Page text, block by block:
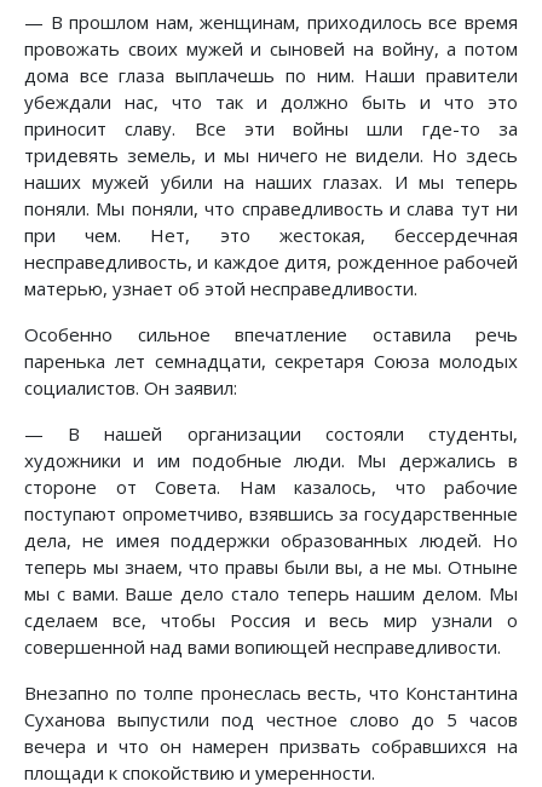
— В прошлом нам, женщинам, приходилось все время
провожать своих мужей и сыновей на войну, а потом
дома все глаза выплачешь по ним. Наши правители
убеждали нас, что так и должно быть и что это
приносит славу. Все эти войны шли где-то за
тридевять земель, и мы ничего не видели. Но здесь
наших мужей убили на наших глазах. И мы теперь
поняли. Мы поняли, что справедливость и слава тут ни
при чем. Нет, это жестокая, бессердечная
несправедливость, и каждое дитя, рожденное рабочей
матерью, узнает об этой несправедливости.
Особенно сильное впечатление оставила речь
паренька лет семнадцати, секретаря Союза молодых
социалистов. Он заявил:
— В нашей организации состояли студенты,
художники и им подобные люди. Мы держались в
стороне от Совета. Нам казалось, что рабочие
поступают опрометчиво, взявшись за государственные
дела, не имея поддержки образованных людей. Но
теперь мы знаем, что правы были вы, а не мы. Отныне
мы с вами. Ваше дело стало теперь нашим делом. Мы
сделаем все, чтобы Россия и весь мир узнали о
совершенной над вами вопиющей несправедливости.
Внезапно по толпе пронеслась весть, что Константина
Суханова выпустили под честное слово до 5 часов
вечера и что он намерен призвать собравшихся на
площади к спокойствию и умеренности.